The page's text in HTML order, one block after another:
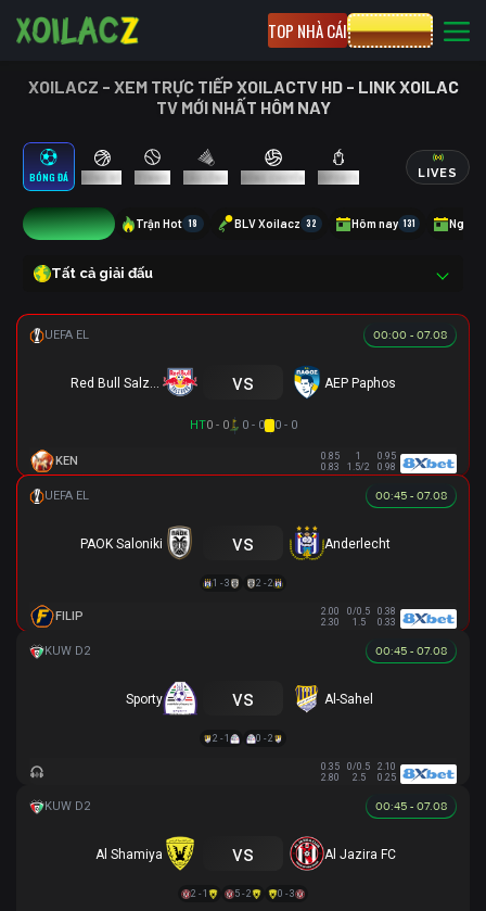
TOP NHÀ CÁI CƯỢC 8XBET
XOILACZ - XEM TRỰC TIẾP XOILACTV HD - LINK XOILAC
TV MỚI NHẤT HÔM NAY
BÓNG ĐÁ BÓNG RỔ TENNIS CẦU LÔNG BÓNG CHUYỀN LIVES
25 Trận Hot 18 BLV Xoilacz 32 Hôm nay 131 Ngày
Tất cả giải đấu
00:00 - 07.08
vs AEP Paphos
HT0 - 0 0 - 0 0 - 0
KEN 0.85 1
0.95
0.83
1.5/2 0.98
00:45 - 07.08
PAOK Saloniki vs Anderlecht
1 - 3 2 - 2
FILIP 2.00 0/0.5
0.38
2.30
1.5 0.33
00:45 - 07.08
Sporty vs Al-Sahel
2 - 1 0 - 2
0.35 0/0.5
2.10
2.80
2.5 0.25
00:45 - 07.08
Al Shamiya vs Al Jazira FC
2 - 1 5 - 2 0 - 3